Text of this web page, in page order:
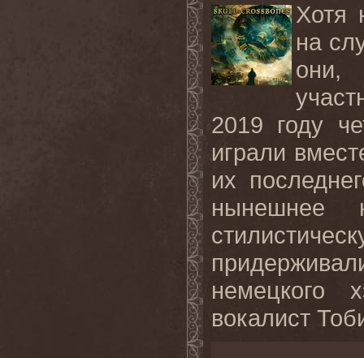
Хотя
на
они,
2019 году
играли
их
нынешнее
немецкого
вокалист